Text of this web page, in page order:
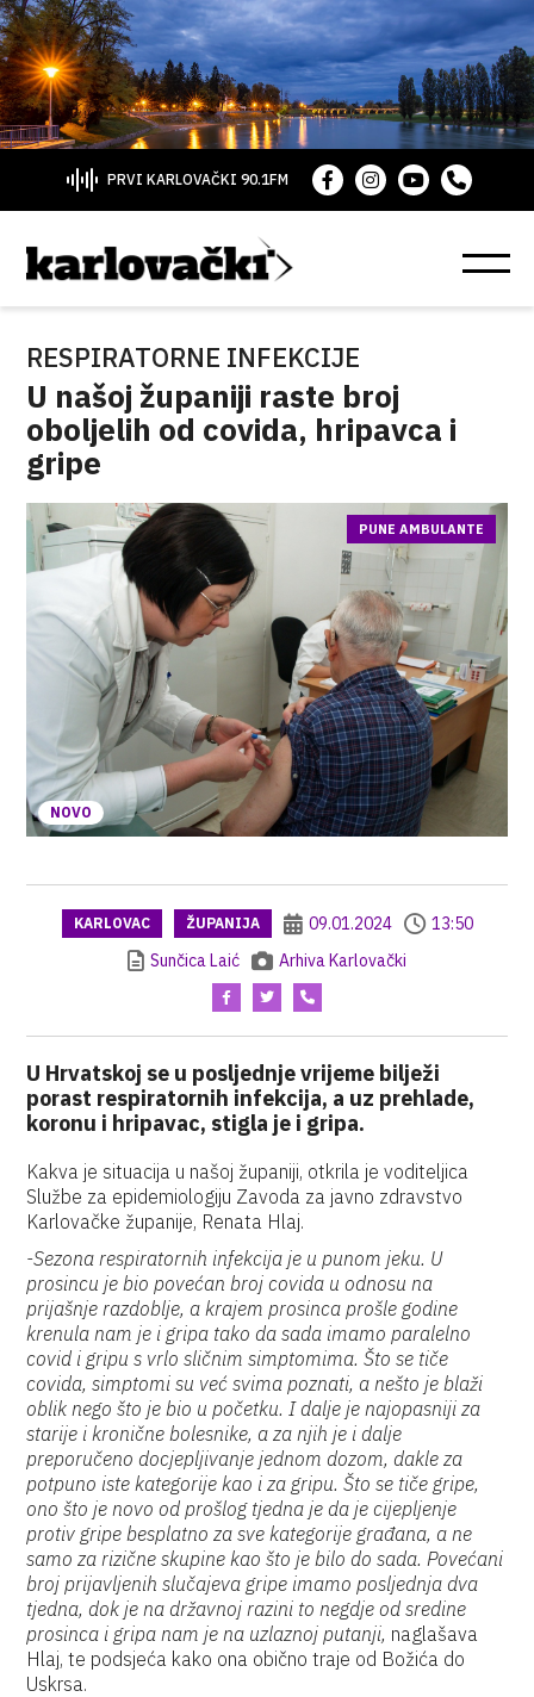
PRVI KARLOVAČKI 90.1FM
RESPIRATORNE INFEKCIJE
U našoj županiji raste broj
oboljelih od covida, hripavca i
gripe
NOVO
PUNE AMBULANTE
KARLOVAC ŽUPANIJA 09.01.2024
13:50
Sunčica Laić
Arhiva Karlovački
U Hrvatskoj se u posljednje vrijeme bilježi
porast respiratornih infekcija, a uz prehlade,
koronu i hripavac, stigla je i gripa.
Kakva je situacija u našoj županiji, otkrila je voditeljica
Službe za epidemiologiju Zavoda za javno zdravstvo
Karlovačke županije, Renata Hlaj.
-Sezona respiratornih infekcija je u punom jeku. U
prosincu je bio povećan broj covida u odnosu na
prijašnje razdoblje, a krajem prosinca prošle godine
krenula nam je i gripa tako da sada imamo paralelno
covid i gripu s vrlo sličnim simptomima. Što se tiče
covida, simptomi su već svima poznati, a nešto je blaži
oblik nego što je bio u početku. I dalje je najopasniji za
starije i kronične bolesnike, a za njih je i dalje
preporučeno docjepljivanje jednom dozom, dakle za
potpuno iste kategorije kao i za gripu. Što se tiče gripe,
ono što je novo od prošlog tjedna je da je cijepljenje
protiv gripe besplatno za sve kategorije građana, a ne
samo za rizične skupine kao što je bilo do sada. Povećani
broj prijavljenih slučajeva gripe imamo posljednja dva
tjedna, dok je na državnoj razini to negdje od sredine
prosinca i gripa nam je na uzlaznoj putanji, naglašava
Hlaj, te podsjeća kako ona obično traje od Božića do
Uskrsa.